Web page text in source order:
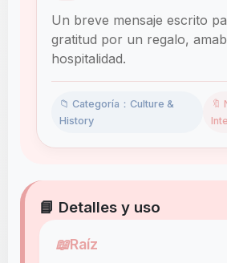
Un breve mensaje escrito
gratitud por un regalo,
hospitalidad.
📁 Categoría：Culture &
History
🔖
📘 Detalles y uso
📖Raíz